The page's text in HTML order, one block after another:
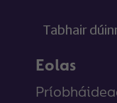
Tabhair
Eolas